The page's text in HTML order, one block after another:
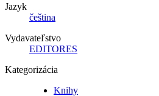
Jazyk
čeština
Vydavateľstvo
EDITORES
Kategorizácia
Knihy